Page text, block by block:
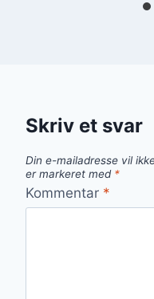
Skriv et svar
Din e-mailadresse vil
er markeret med *
Kommentar *